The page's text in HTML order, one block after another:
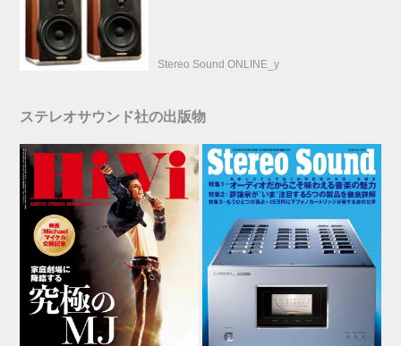
Stereo Sound ONLINE_y
ステレオサウンド社の出版物